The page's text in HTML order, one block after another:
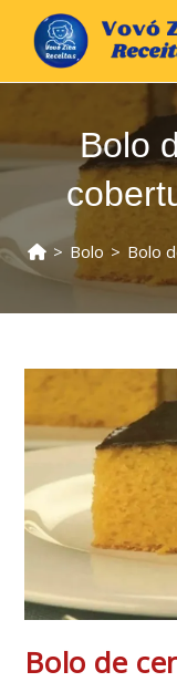
Bolo
> Bolo > Bolo
Bolo de